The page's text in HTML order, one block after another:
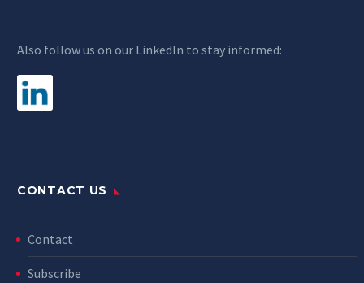
Also follow us on our LinkedIn to stay informed:
CONTACT US
Contact
Subscribe